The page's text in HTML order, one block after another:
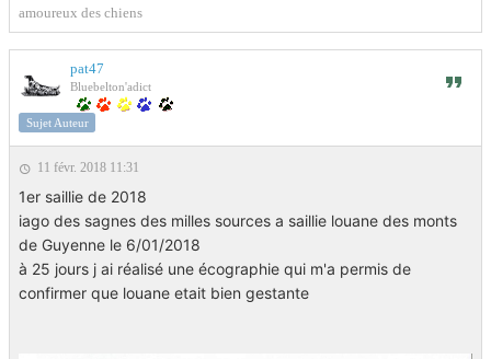
amoureux des chiens
pat47
Bluebelton'adict
Sujet Auteur
11 févr. 2018 11:31
1er saillie de 2018
iago des sagnes des milles sources a saillie louane des monts
de Guyenne le 6/01/2018
à 25 jours j ai réalisé une écographie qui m'a permis de
confirmer que louane etait bien gestante